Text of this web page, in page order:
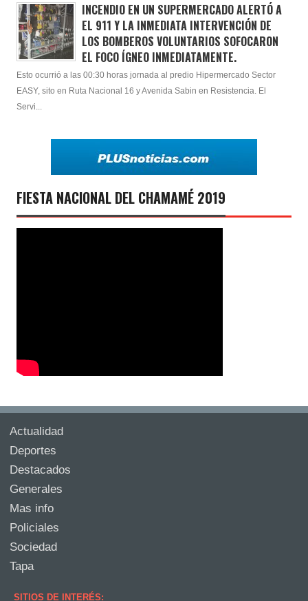
INCENDIO EN UN SUPERMERCADO ALERTÓ A
EL 911 Y LA INMEDIATA INTERVENCIÓN DE
LOS BOMBEROS VOLUNTARIOS SOFOCARON
EL FOCO ÍGNEO INMEDIATAMENTE.
Esto ocurrió a las 00:30 horas jornada al predio Hipermercado Sector
EASY, sito en Ruta Nacional 16 y Avenida Sabin en Resistencia. El
Servi...
FIESTA NACIONAL DEL CHAMAMÉ 2019
Actualidad
Deportes
Destacados
Generales
Mas info
Policiales
Sociedad
Tapa
SITIOS DE INTERÉS: